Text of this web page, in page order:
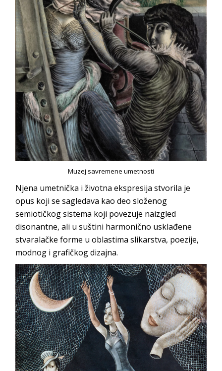
Muzej savremene umetnosti
Njena umetnička i životna ekspresija stvorila je
opus koji se sagledava kao deo složenog
semiotičkog sistema koji povezuje naizgled
disonantne, ali u suštini harmonično usklađene
stvaralačke forme u oblastima slikarstva, poezije,
modnog i grafičkog dizajna.